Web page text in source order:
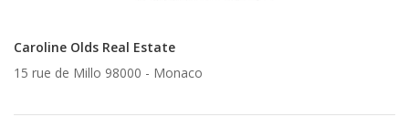
Caroline Olds Real Estate
15 rue de Millo 98000 - Monaco